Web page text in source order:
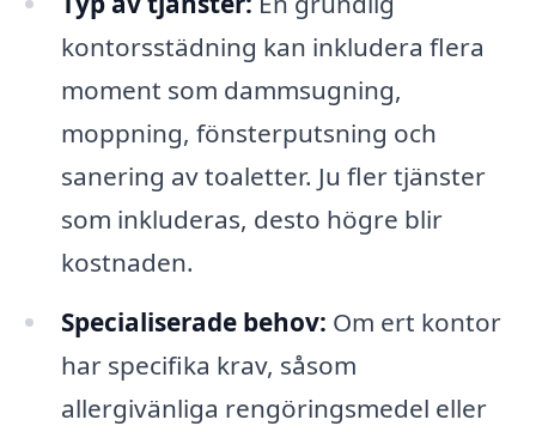
kontorsstädning kan inkludera flera
moment som dammsugning,
moppning, fönsterputsning och
sanering av toaletter. Ju fler tjänster
som inkluderas, desto högre blir
kostnaden.
Specialiserade behov: Om ert kontor
har specifika krav, såsom
allergivänliga rengöringsmedel eller